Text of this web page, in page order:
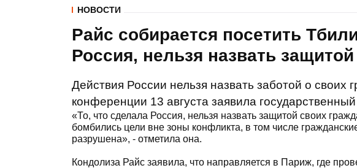
НОВОСТИ
Райс собирается посетить
Россия, нельзя назвать
Действия России нельзя назвать заботой о своих
конференции 13 августа заявила
«То, что сделала Россия, нельзя назвать защитой своих
бомбились цели вне зоны конфликта, в том числе
разрушена», - отметила она.
Кондолиза Райс заявила, что направляется в Париж, где